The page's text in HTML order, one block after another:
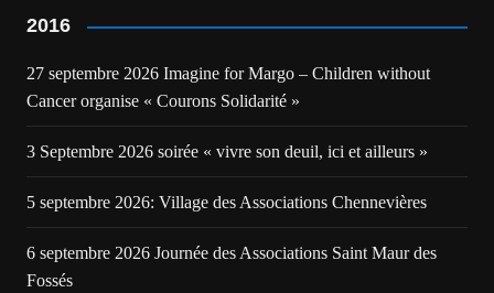
2016
27 septembre 2026 Imagine for Margo – Children without
Cancer organise « Courons Solidarité »
3 Septembre 2026 soirée « vivre son deuil, ici et ailleurs »
5 septembre 2026: Village des Associations Chennevières
6 septembre 2026 Journée des Associations Saint Maur des
Fossés